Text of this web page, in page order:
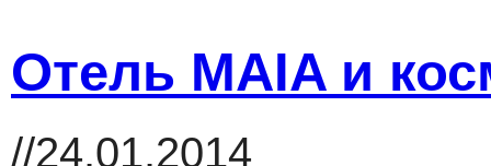
Отель MAIA и
//24.01.2014